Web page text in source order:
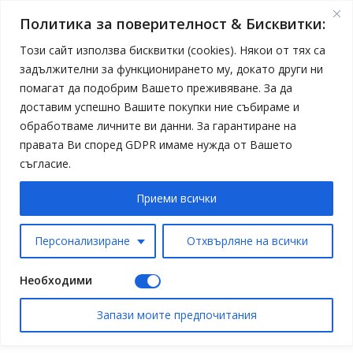
Политика за поверителност & Бисквитки:
Този сайт използва бисквитки (cookies). Някои от тях са
задължителни за функционирането му, докато други ни
помагат да подобрим Вашето преживяване. За да
доставим успешно Вашите покупки ние събираме и
обработваме личните ви данни. За гарантиране на
правата Ви според GDPR имаме нужда от Вашето
съгласие.
Персонализиране Отхвърляне на всички
Приеми всички
Необходими
Запази моите предпочитания